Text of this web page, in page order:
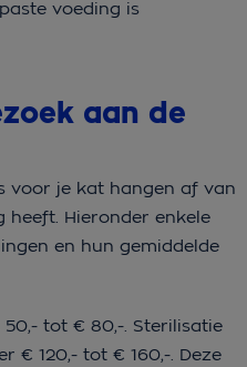
voeding is
aan de
voor je kat hangen af van
heeft. Hieronder enkele
en hun gemiddelde
tot € 80,-. Sterilisatie
€ 120,- tot € 160,-. Deze